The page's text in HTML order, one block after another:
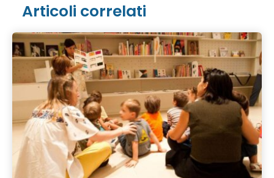
Articoli correlati